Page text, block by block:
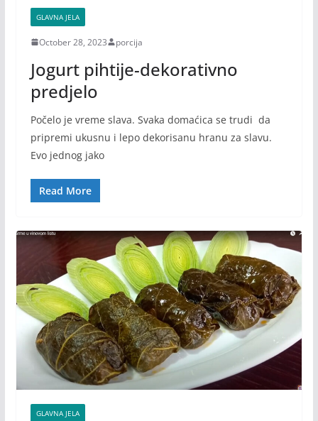
GLAVNA JELA
October 28, 2023 porcija
Jogurt pihtije-dekorativno
predjelo
Počelo je vreme slava. Svaka domaćica se trudi da
pripremi ukusnu i lepo dekorisanu hranu za slavu.
Evo jednog jako
Read More
GLAVNA JELA